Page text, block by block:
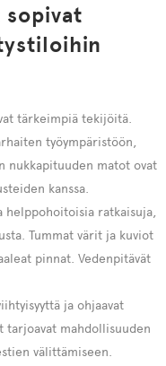
tärkeimpiä tekijöitä.
työympäristöön,
nukkapituuden matot ovat
kanssa.
ratkaisuja,
Tummat värit ja kuviot
pinnat. Vedenpitävät
ja ohjaavat
tarjoavat mahdollisuuden
välittämiseen.